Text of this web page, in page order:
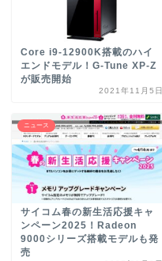
Core i9-12900K搭載のハイ
エンドモデル！G-Tune XP-Z
が販売開始
2021年11月5日
ニュース
サイコム春の新生活応援キャ
ンペーン2025！Radeon
9000シリーズ搭載モデルも発
売